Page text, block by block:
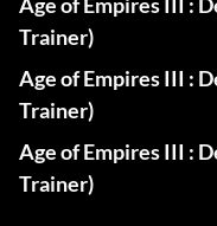
Trainer)
Age of Empires III :
Trainer)
Age of Empires III :
Trainer)